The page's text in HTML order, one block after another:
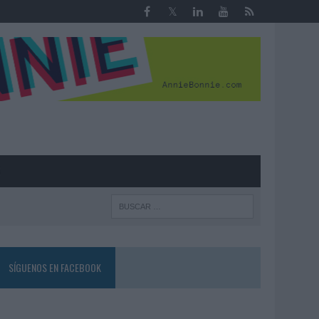
SÍGUENOS EN FACEBOOK